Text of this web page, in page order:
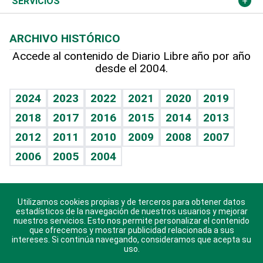
Hablando con el pediatra
Vida y familia
Eñe
Celebrando la vida
Sin complejos
En pocas palabras
Escuchando al corazón
Economía Personal
Línea de hit
TBT Deportivo
Más firmas
Hecho en casa
Guía del dinero
Cumpleaños
Horóscopos
Juegos
ARCHIVO HISTÓRICO
Accede al contenido de Diario Libre año por año
desde el 2004.
2024 2023 2022 2021 2020
2019
2018
2017 2016 2015 2014
2013
2012
2011 2010 2009 2008
2007
2006
2005 2004
Descarga nuestras aplicaciones para Android, iOS y
sistema Huawei.
Utilizamos cookies propias y de terceros para obtener datos
estadísticos de la navegación de nuestros usuarios y mejorar
nuestros servicios. Esto nos permite personalizar el contenido
que ofrecemos y mostrar publicidad relacionada a sus
intereses. Si continúa navegando, consideramos que acepta su
uso.